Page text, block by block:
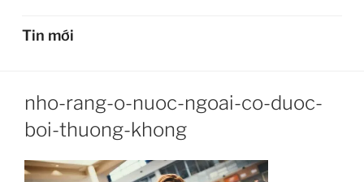
Tin mới
nho-rang-o-nuoc-ngoai-co-duoc-
boi-thuong-khong